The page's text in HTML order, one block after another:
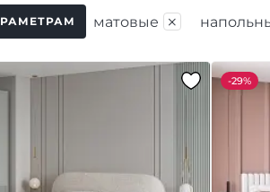
матовые ×
-29%